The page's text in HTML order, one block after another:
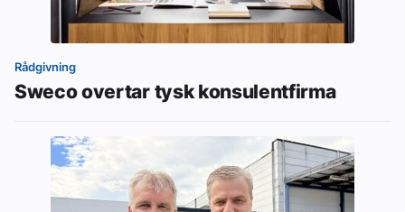
Rådgivning
Sweco overtar tysk konsulentfirma